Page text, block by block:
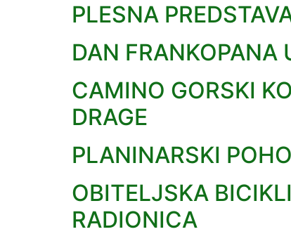
PLESNA
DAN FRANKOPANA
CAMINO GORSKI
DRAGE
PLANINARSKI
OBITELJSKA
RADIONICA